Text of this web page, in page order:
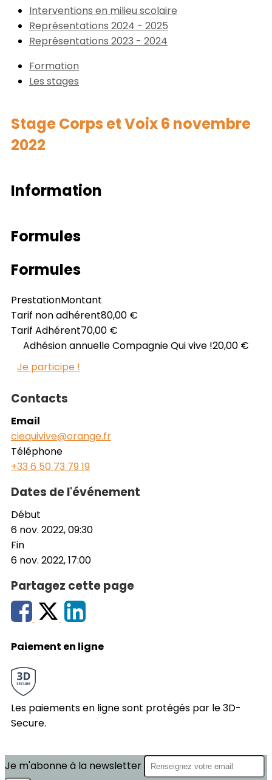
Interventions en milieu scolaire
Représentations 2024 - 2025
Représentations 2023 - 2024
Formation
Les stages
Stage Corps et Voix 6 novembre
2022
Information
Formules
Formules
PrestationMontant
Tarif non adhérent80,00 €
Tarif Adhérent70,00 €
Adhésion annuelle Compagnie Qui vive !20,00 €
Je participe !
Contacts
Email
ciequivive@orange.fr
Téléphone
+33 6 50 73 79 19
Dates de l'événement
Début
6 nov. 2022, 09:30
Fin
6 nov. 2022, 17:00
Partagez cette page
Paiement en ligne
Les paiements en ligne sont protégés par le 3D-
Secure.
Je m'abonne à la newsletter